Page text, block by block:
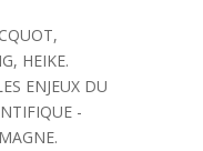
HEIKE.
ENJEUX DU
-